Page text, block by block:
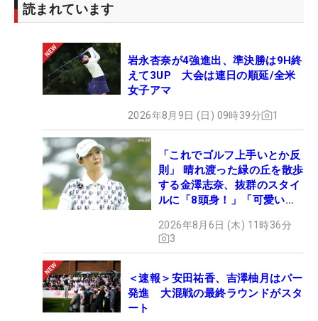
読まれています
岩永杏奈が4強進出、準決勝は9H終
えて3UP 大会は連日の順延/全米
女子アマ
2026年8月9日 (日) 09時39分 1
「これでゴルフ上手いとか反
則」 晴れ渡った緑の丘を散歩
する金澤志奈、抜群のスタイ
ルに「8頭身！」「可愛いに
2026年8月6日 (木) 11時36分
3
＜速報＞安田祐香、吉澤柚月はパー
発進 大混戦の最終ラウンドがスタ
ート